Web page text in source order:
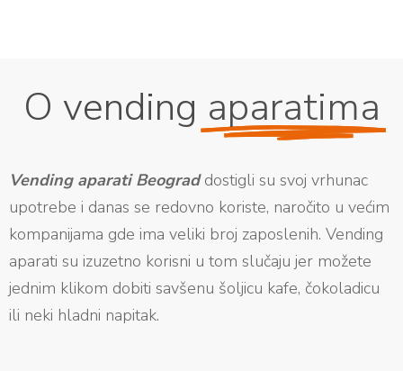
O vending aparatima
Vending aparati Beograddostigli su svoj vrhunac
upotrebe i danas se redovno koriste, naročito u većim
kompanijama gde ima veliki broj zaposlenih. Vending
aparati su izuzetno korisni u tom slučaju jer možete
jednim klikom dobiti savšenu šoljicu kafe, čokoladicu
ili neki hladni napitak.